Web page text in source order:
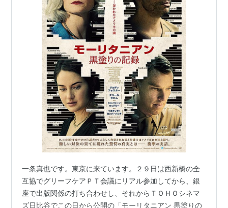
一条真也です。東京に来ています。２９日は西新橋の全
互協でグリーフケアＰＴ会議にリアル参加してから、銀
座で出版関係の打ち合わせし、それからＴＯＨＯシネマ
ズ日比谷でこの日から公開の「モーリタニアン 黒塗りの